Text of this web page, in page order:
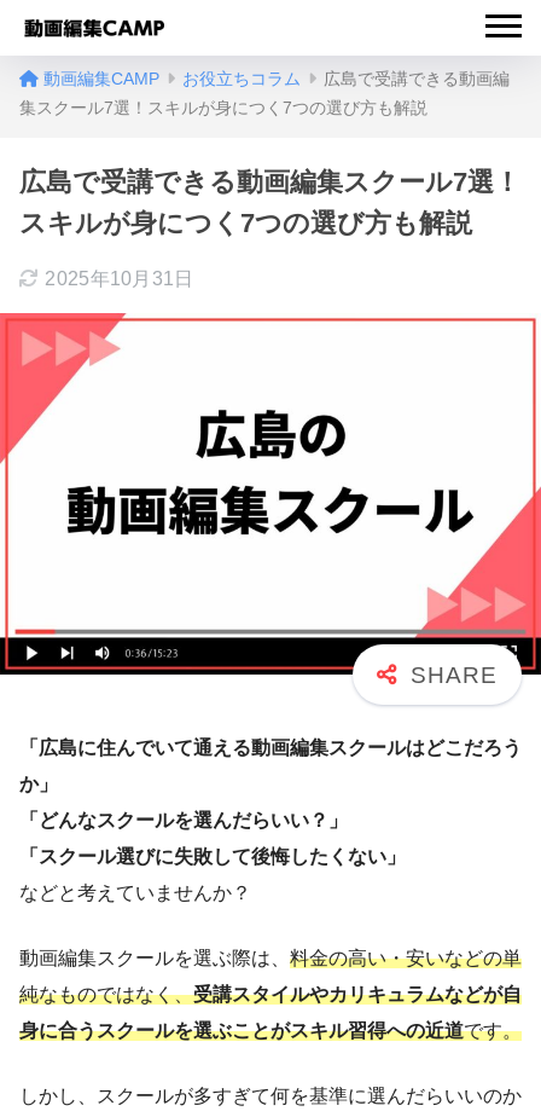
動画編集CAMP お役立ちコラム
広島で受講できる動画編
集スクール7選！スキルが身につく7つの選び方も解説
広島で受講できる動画編集スクール7選！
スキルが身につく7つの選び方も解説
2025年10月31日
「広島に住んでいて通える動画編集スクールはどこだろう
か」
「どんなスクールを選んだらいい？」
「スクール選びに失敗して後悔したくない」
などと考えていませんか？
動画編集スクールを選ぶ際は、 料金の高い・安いなどの単
純なものではなく、受講スタイルやカリキュラムなどが自
身に合うスクールを選ぶことがスキル習得への近道です。
しかし、スクールが多すぎて何を基準に選んだらいいのか